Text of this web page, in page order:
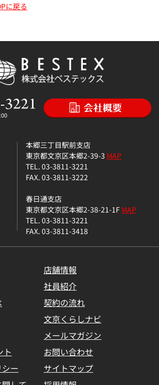
に戻る
本郷三丁目駅前支店
東京都文京区本郷2-39-3 MAP
TEL. 03-3811-3221
FAX. 03-3811-3222
春日通支店
東京都文京区本郷2-38-21-1FMAP
TEL. 03-3811-3221
FAX. 03-3811-3418
店舗情報
社員紹介
契約の流れ
文京くらしナビ
メールマガジン
ト
お問い合わせ
ー
サイトマップ